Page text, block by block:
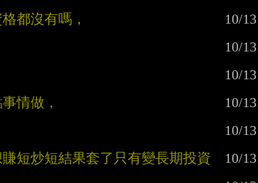
都沒有嗎，
情做，
短炒短結果套了只有變長期投資